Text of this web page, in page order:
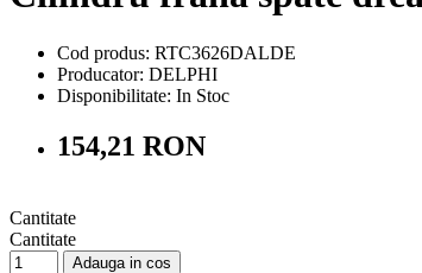
Cod produs: RTC3626DALDE
Producator: DELPHI
Disponibilitate: In Stoc
154,21 RON
Cantitate
Cantitate
Adauga in cos